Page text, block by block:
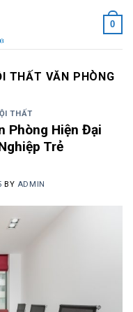
0
THẤT VĂN PHÒNG
THẤT
Phòng Hiện Đại
Trẻ
BY ADMIN